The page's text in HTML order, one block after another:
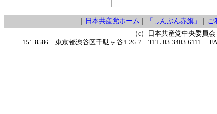
日本共産党ホーム 「しんぶん赤旗」
ご
（c）日本共産党中央委員会
151-8586 東京都渋谷区千駄ヶ谷4-26-7 TEL 03-3403-6111